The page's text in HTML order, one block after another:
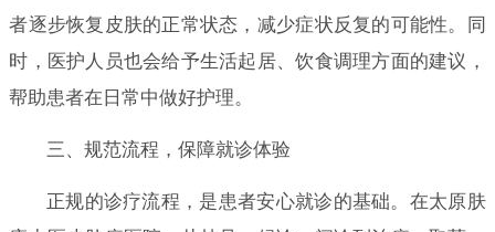
者逐步恢复皮肤的正常状态，减少症状反复的可能性。同
时，医护人员也会给予生活起居、饮食调理方面的建议，
帮助患者在日常中做好护理。
三、规范流程，保障就诊体验
正规的诊疗流程，是患者安心就诊的基础。在太原肤